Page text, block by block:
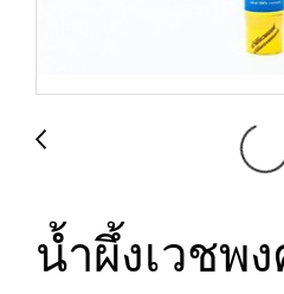
น้ำผึ้งเวชพง